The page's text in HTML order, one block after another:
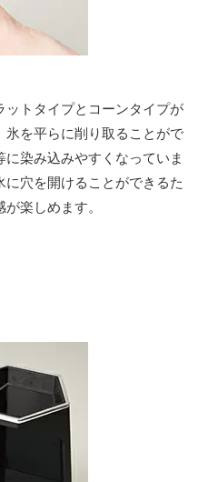
トタイプとコーンタイプが
氷を平らに削り取ることがで
染み込みやすくなっていま
穴を開けることができるた
楽しめます。